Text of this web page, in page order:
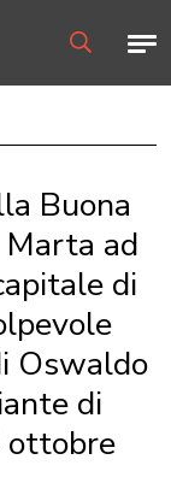
Buona
ad
di
Oswaldo
di
ottobre